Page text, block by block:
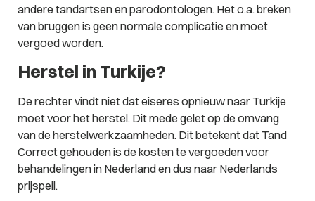
andere tandartsen en parodontologen. Het o.a. breken
van bruggen is geen normale complicatie en moet
vergoed worden.
Herstel in Turkije?
De rechter vindt niet dat eiseres opnieuw naar Turkije
moet voor het herstel. Dit mede gelet op de omvang
van de herstelwerkzaamheden. Dit betekent dat Tand
Correct gehouden is de kosten te vergoeden voor
behandelingen in Nederland en dus naar Nederlands
prijspeil.